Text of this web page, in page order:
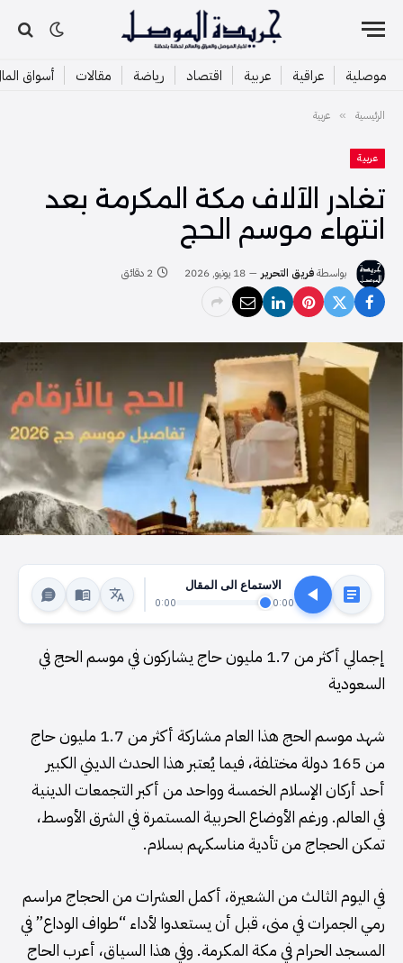
موصلية عراقية عربية اقتصاد رياضة مقالات أسواق
الرئيسية » عربية
عربية
تغادر الآلاف مكة المكرمة بعد
انتهاء موسم الحج
بواسطةفريق التحرير 18 يونيو, 2026 2 دقائق
الاستماع الى المقال
0:00
0:00
إجمالي أكثر من 1.7 مليون حاج يشاركون في موسم الحج في
السعودية
شهد موسم الحج هذا العام مشاركة أكثر من 1.7 مليون حاج
من 165 دولة مختلفة، فيما يُعتبر هذا الحدث الديني الكبير
أحد أركان الإسلام الخمسة وواحد من أكبر التجمعات الدينية
في العالم. ورغم الأوضاع الحربية المستمرة في الشرق الأوسط،
تمكن الحجاج من تأدية مناسكهم بسلام.
في اليوم الثالث من الشعيرة، أكمل العشرات من الحجاج مراسم
رمي الجمرات في منى، قبل أن يستعدوا لأداء “طواف الوداع” في
المسجد الحرام في مكة المكرمة. وفي هذا السياق، أعرب الحاج